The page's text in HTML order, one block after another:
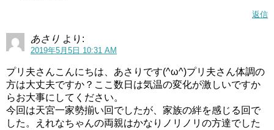
返信
あさり より:
2019年5月5日 10:31 AM
プリ夫さんこんにちは、あさりです(^ω^)プリ夫さん体調の
方は大丈夫ですか？ここ数日は気温の変化が激しいですか
らお大事にしてください。
今回は天宮一家勢揃い回でしたが、家族の絆を感じる回で
した。えれなちゃんの両親はかなりノリノリの方達でした